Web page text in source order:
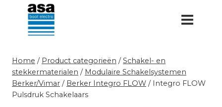
Doorgaan
inhoud
Home / Product categorieën / Schakel- en
stekkermaterialen / Modulaire Schakelsystemen
Berker/Vimar / Berker Integro FLOW / Integro FLOW
Pulsdruk Schakelaars